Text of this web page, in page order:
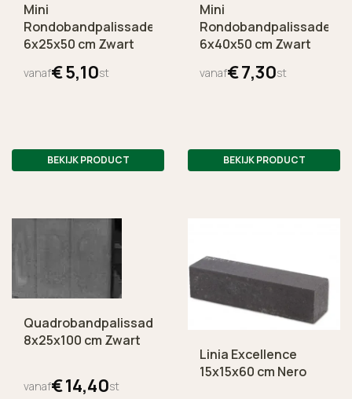
Mini
Rondobandpalissade
6x25x50 cm Zwart
vanaf€5,10st
BEKIJK PRODUCT
Mini
Rondobandpalissade
6x40x50 cm Zwart
vanaf€7,30st
BEKIJK PRODUCT
Quadrobandpalissade
8x25x100 cm Zwart
vanaf€14,40st
Linia Excellence
15x15x60 cm Nero